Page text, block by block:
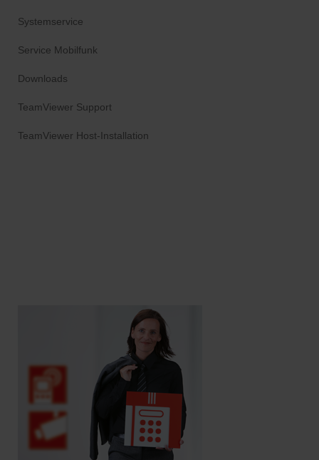
Systemservice
Service Mobilfunk
Downloads
TeamViewer Support
TeamViewer Host-Installation